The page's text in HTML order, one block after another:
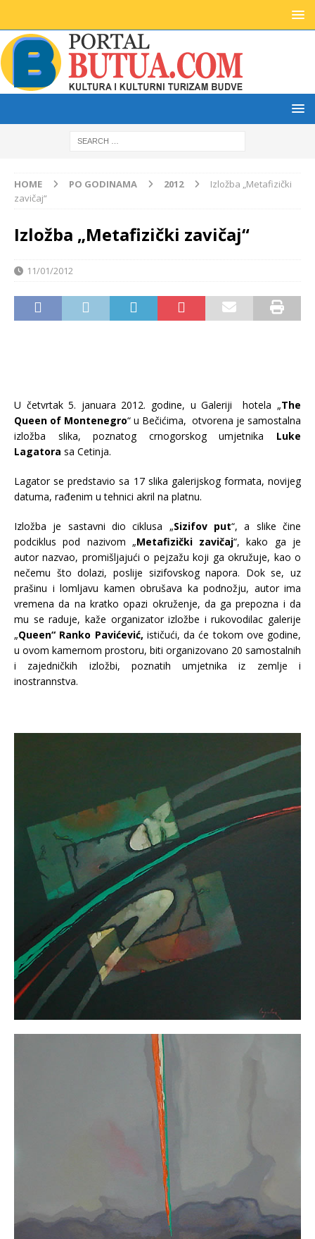
HOME PO GODINAMA 2012
Izložba „Metafizički
zavičaj“
Izložba „Metafizički zavičaj“
11/01/2012
U četvrtak 5. januara 2012. godine, u Galeriji hotela „The
Queen of Montenegro“ u Bečićima, otvorena je samostalna
izložba slika, poznatog crnogorskog umjetnika Luke
Lagatora sa Cetinja.
Lagator se predstavio sa 17 slika galerijskog formata, novijeg
datuma, rađenim u tehnici akril na platnu.
Izložba je sastavni dio ciklusa „Sizifov put“, a slike čine
podciklus pod nazivom „Metafizički zavičaj“, kako ga je
autor nazvao, promišljajući o pejzažu koji ga okružuje, kao o
nečemu što dolazi, poslije sizifovskog napora. Dok se, uz
prašinu i lomljavu kamen obrušava ka podnožju, autor ima
vremena da na kratko opazi okruženje, da ga prepozna i da
mu se raduje, kaže organizator izložbe i rukovodilac galerije
„Queen“ Ranko Pavićević, ističući, da će tokom ove godine,
u ovom kamernom prostoru, biti organizovano 20 samostalnih
i zajedničkih izložbi, poznatih umjetnika iz zemlje i
inostrannstva.